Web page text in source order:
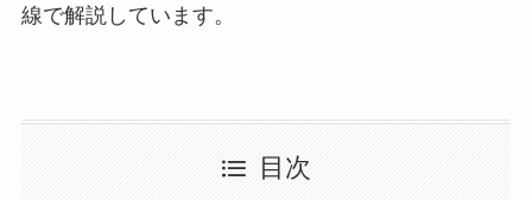
線で解説しています。
目次